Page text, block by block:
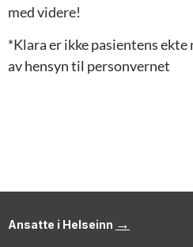
med videre!
*Klara er ikke pasientens
av hensyn til personvernet
Ansatte i Helseinn →